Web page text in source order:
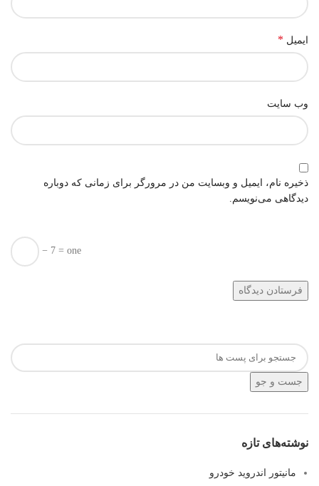
ایمیل *
وب‌ سایت
ذخیره نام، ایمیل و وبسایت من در مرورگر برای زمانی که دوباره
دیدگاهی می‌نویسم.
− 7 = one
جست و جو
نوشته‌های تازه
مانیتور اندروید خودرو